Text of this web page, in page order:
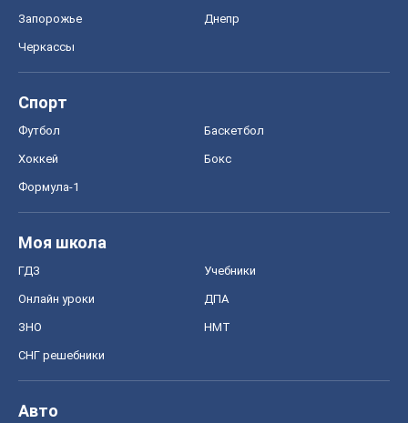
Запорожье Днепр
Черкассы
Спорт
Футбол Баскетбол
Хоккей Бокс
Формула-1
Моя школа
ГДЗ Учебники
Онлайн уроки ДПА
ЗНО НМТ
СНГ решебники
Авто